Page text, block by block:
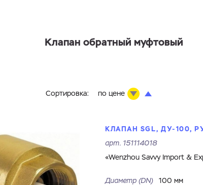
Клапан обратный муфтовый
Сортировка: по цене
КЛАПАН SGL, ДУ-100,
арт. 151114018
«Wenzhou Savvy Import &
Диаметр (DN) 100 мм